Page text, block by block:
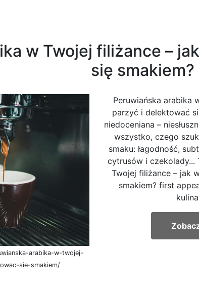
w Twojej filiżance –
się smakiem?
arabika-w-twojej-
sie-smakiem/
Peruwiańska arabika
parzyć i delektować
niedoceniana –
wszystko, czego
smaku: łagodność,
cytrusów i czekolady...
Twojej filiżance – jak
smakiem? first